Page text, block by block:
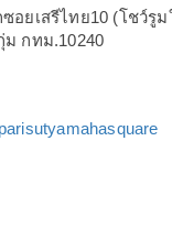
อยเสรีไทย10 (โชว์รู
ม กทม.10240